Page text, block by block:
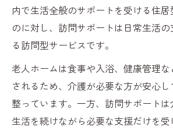
内で生活全般のサポートを受ける住
のに対し、訪問サポートは日常生活
る訪問型サービスです。
老人ホームは食事や入浴、健康管理
されるため、介護が必要な方が安心
整っています。一方、訪問サポート
生活を続けながら必要な支援だけを